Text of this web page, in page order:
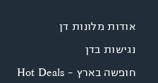
אודות מלונות דן
נגישות בדן
חופשה בארץ - Hot Deals